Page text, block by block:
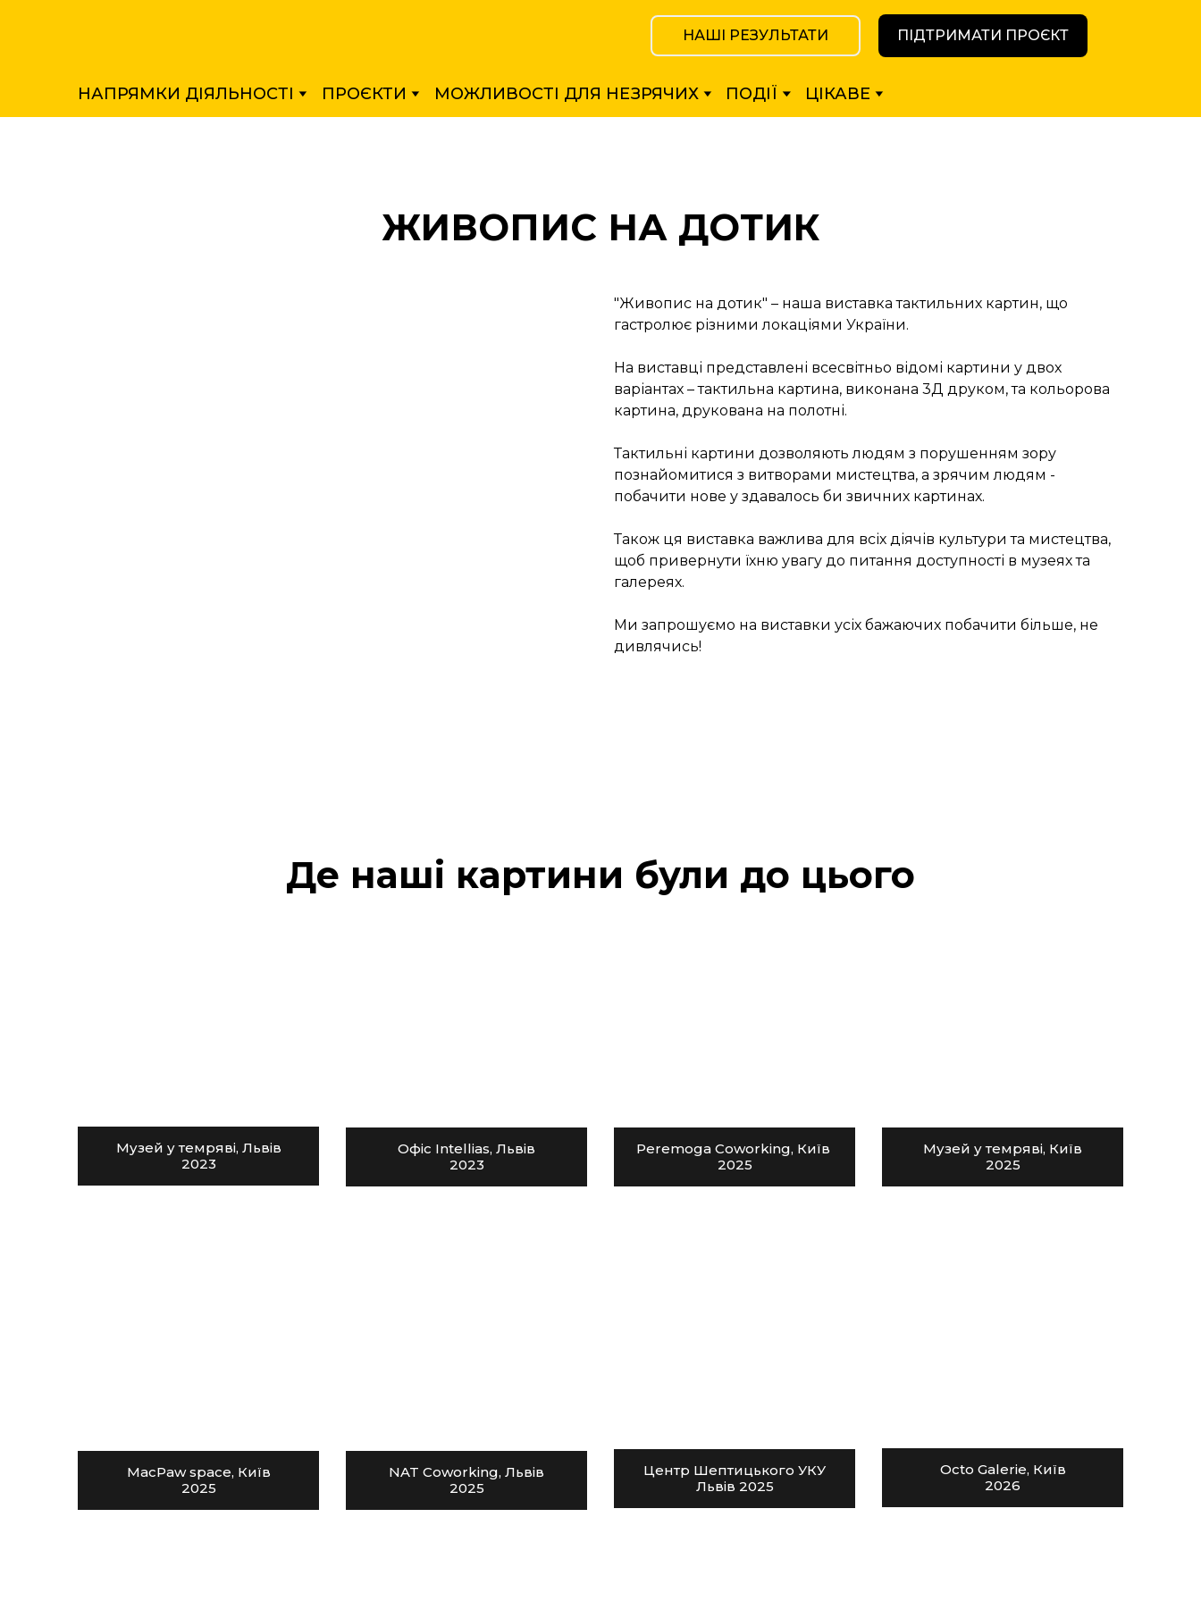
НАШІ РЕЗУЛЬТАТИ ПІДТРИМАТИ ПРОЄКТ
НАПРЯМКИ ДІЯЛЬНОСТІ ПРОЄКТИ МОЖЛИВОСТІ ДЛЯ НЕЗРЯЧИХ ПОДІЇ ЦІКАВЕ
ЖИВОПИС НА ДОТИК
"Живопис на дотик" – наша виставка тактильних картин, що
гастролює різними локаціями України.
На виставці представлені всесвітньо відомі картини у двох
варіантах – тактильна картина, виконана 3Д друком, та кольорова
картина, друкована на полотні.
Тактильні картини дозволяють людям з порушенням зору
познайомитися з витворами мистецтва, а зрячим людям -
побачити нове у здавалось би звичних картинах.
Також ця виставка важлива для всіх діячів культури та мистецтва,
щоб привернути їхню увагу до питання доступності в музеях та
галереях.
Ми запрошуємо на виставки усіх бажаючих побачити більше, не
дивлячись!
Де наші картини були до цього
Музей у темряві, Львів
2023
Офіс Intellias, Львів
2023
Peremoga Coworking, Київ
2025
Музей у темряві, Київ
2025
MacPaw space, Київ
2025
NAT Coworking, Львів
2025
Центр Шептицького УКУ
Львів 2025
Octo Galerie, Київ
2026